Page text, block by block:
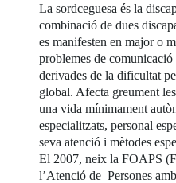
La sordceguesa és la
combinació de dues
es manifesten en major o
problemes de comunicació
derivades de la dificultat
global. Afecta greument
una vida mínimament
especialitzats, personal
seva atenció i mètodes
El 2007, neix la FOAPS
l’Atenció de Persones